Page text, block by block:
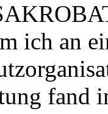
ich an
fand